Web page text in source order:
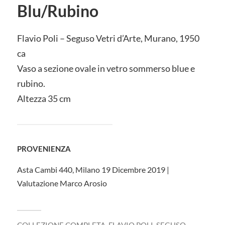
Blu/Rubino
Flavio Poli – Seguso Vetri d’Arte, Murano, 1950
ca
Vaso a sezione ovale in vetro sommerso blue e
rubino.
Altezza 35 cm
PROVENIENZA
Asta Cambi 440, Milano 19 Dicembre 2019 |
Valutazione Marco Arosio